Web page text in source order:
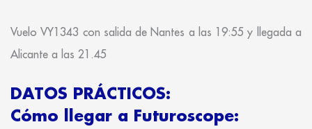
Vuelo VY1343 con salida de Nantes a las 19:55 y llegada a
Alicante a las 21.45
DATOS PRÁCTICOS:
Cómo llegar a Futuroscope: